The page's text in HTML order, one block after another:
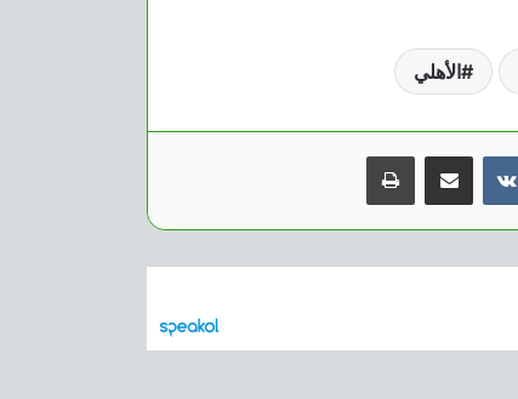
الأهلي
مشاركة عبر البريد طباعة